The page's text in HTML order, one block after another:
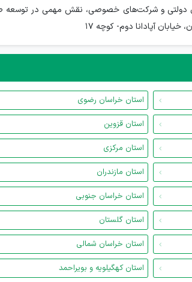
آپادانا دوم- کوچه ۱۷
استان خراسان رضوی
استان قزوین
استان مرکزی
استان مازندران
استان خراسان جنوبی
استان گلستان
استان خراسان شمالی
استان کهگیلویه و بویراحمد